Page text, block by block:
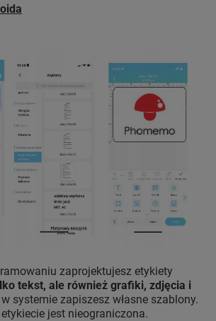
zaprojektujesz etykiety
tekst, ale również grafiki, zdjęcia i
w systemie zapiszesz własne szablony.
jest nieograniczona.